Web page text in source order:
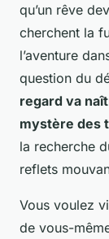
qu’un rêve
cherchent la
l’aventure
question du
regard va
mystère des
la recherche
reflets
Vous voulez
de vous-